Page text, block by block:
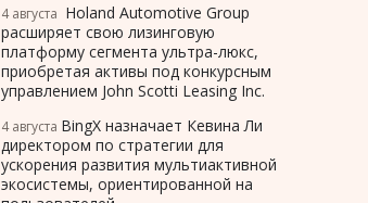
4 августа Holand Automotive Group
расширяет свою лизинговую
платформу сегмента ультра-люкс,
приобретая активы под конкурсным
управлением John Scotti Leasing Inc.
4 августа BingX назначает Кевина Ли
директором по стратегии для
ускорения развития мультиактивной
экосистемы, ориентированной на